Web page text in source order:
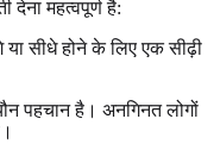
देना महत्वपूर्ण है:
या सीधे होने के लिए एक सीढ़ी
पहचान है। अनगिनत लोगों